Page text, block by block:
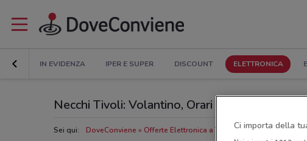
IN EVIDENZA IPER E SUPER DISCOUNT ELETTRONICA
Necchi Tivoli: Volantino, Orari di apertura e
Sei qui: DoveConviene Offerte Elettronica a Tivoli Negozi Necchi a
Ci importa della